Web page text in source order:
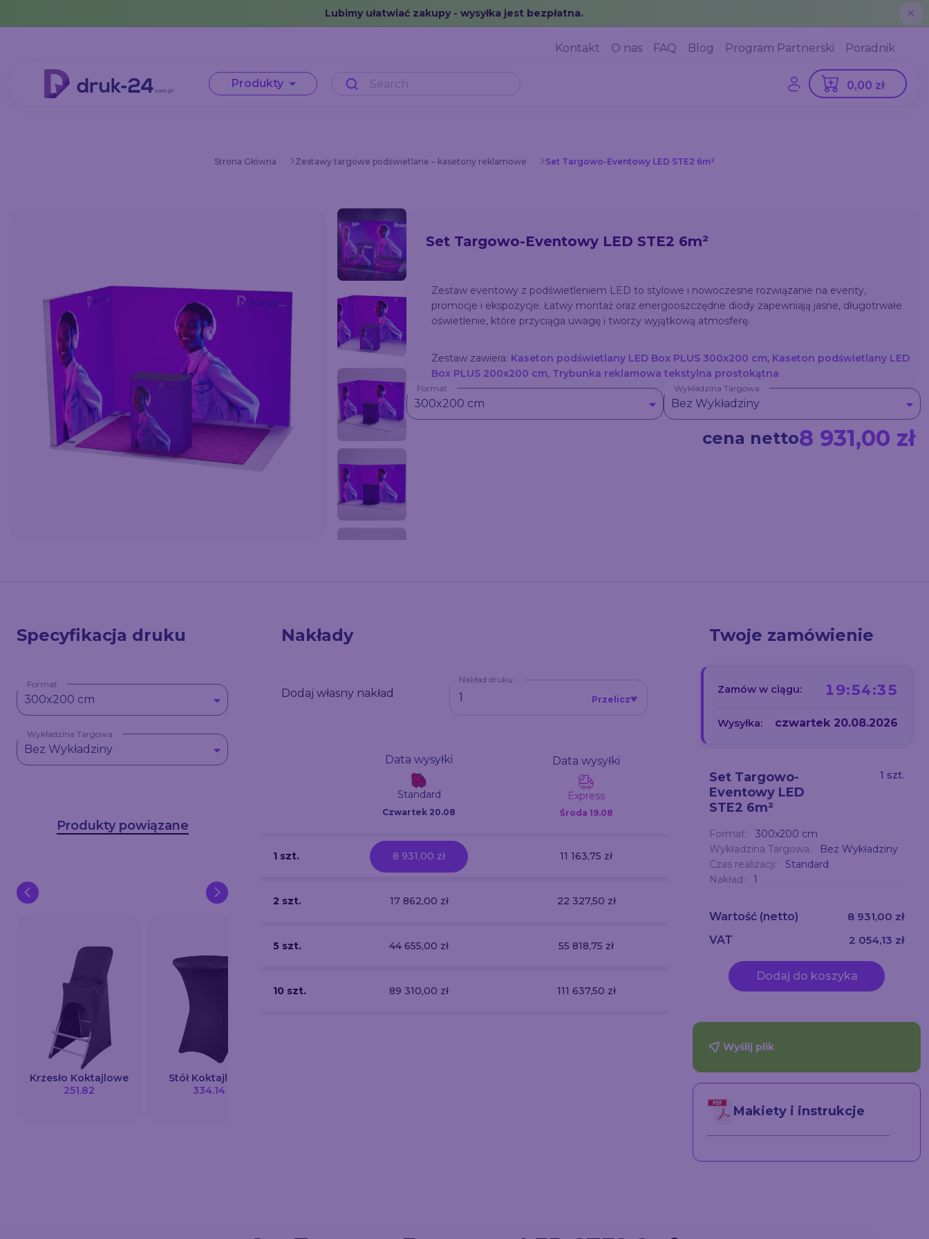
Lubimy ułatwiać zakupy - wysyłka jest bezpłatna. ✕
Kontakt O nas FAQ Blog Program Partnerski Poradnik
Produkty 0,00 zł
Strona Główna Zestawy targowe podświetlane – kasetony reklamowe Set Targowo-Eventowy LED STE2 6m²
Set Targowo-Eventowy LED STE2 6m²
Zestaw eventowy z podświetleniem LED to stylowe i nowoczesne rozwiązanie na eventy,
promocje i ekspozycje. Łatwy montaż oraz energooszczędne diody zapewniają jasne, długotrwałe
oświetlenie, które przyciąga uwagę i tworzy wyjątkową atmosferę.
Zestaw zawiera: Kaseton podświetlany LED Box PLUS 300x200 cm, Kaseton podświetlany LED
Box PLUS 200x200 cm, Trybunka reklamowa tekstylna prostokątna
Format
300x200 cm
Wykładzina Targowa
Bez Wykładziny
cena netto8 931,00 zł
Specyfikacja druku
Format
300x200 cm
Wykładzina Targowa
Bez Wykładziny
Produkty powiązane
Krzesło Koktajlowe
251.82
Stół Koktajlowy
334.14
Stojak na ulotki
Columbia
Nakłady
Dodaj własny nakład
Nakład druku
Przelicz
Data wysyłki
Standard
Czwartek 20.08
Data wysyłki
Express
Środa 19.08
1 szt. 8 931,00 zł 11 163,75 zł
2 szt. 17 862,00 zł 22 327,50 zł
5 szt. 44 655,00 zł 55 818,75 zł
10 szt. 89 310,00 zł 111 637,50 zł
Twoje zamówienie
Zamów w ciągu: 19:54:34
Wysyłka: czwartek 20.08.2026
Set Targowo-
Eventowy LED
STE2 6m²
1 szt.
Format:
300x200 cm
Wykładzina Targowa:
Bez Wykładziny
Czas realizacji:
Standard
Nakład:
1
Wartość (netto)
8 931,00 zł
VAT
2 054,13 zł
Dodaj do koszyka
Wyślij plik
Makiety i instrukcje